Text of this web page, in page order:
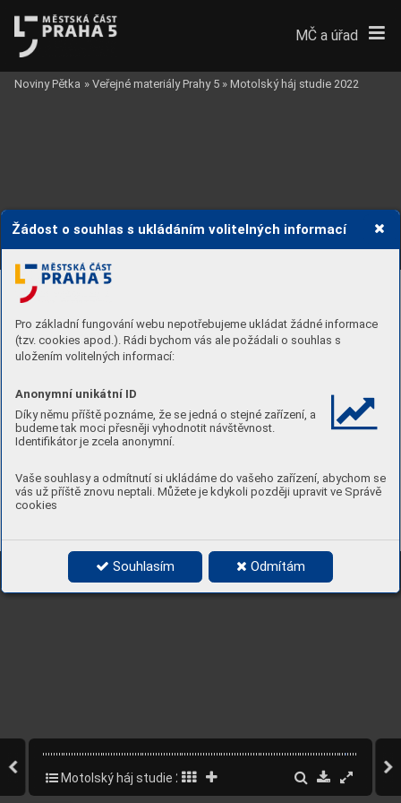
Žádost o souhlas s ukládáním volitelných informací
Pro základní fungování webu nepotřebujeme ukládat žádné informace
(tzv. cookies apod.). Rádi bychom vás ale požádali o souhlas s
uložením volitelných informací:
Anonymní unikátní ID
Díky němu příště poznáme, že se jedná o stejné zařízení, a
budeme tak moci přesněji vyhodnotit návštěvnost.
Identifikátor je zcela anonymní.
Vaše souhlasy a odmítnutí si ukládáme do vašeho zařízení, abychom se
vás už příště znovu neptali. Můžete je kdykoli později upravit ve Správě
cookies
Souhlasím Odmítám
MČ a úřad
Noviny Pětka » Veřejné materiály Prahy 5 » Motolský háj studie 2022
Motolský háj studie 2022 107